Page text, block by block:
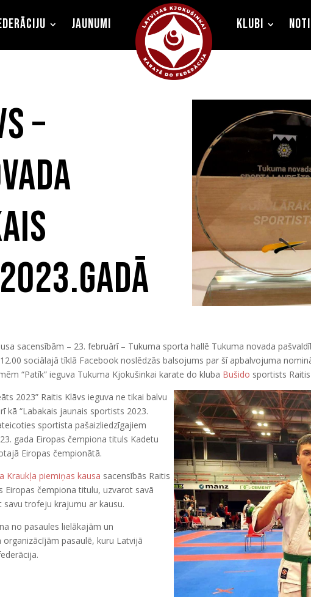
Jaunumi Klubi
–
sacensībām – 23. februārī – Tukuma sporta hallē Tukuma novada
sociālajā tīklā Facebook noslēdzās balsojums par šī apbalvojuma
“Patīk” ieguva Tukuma Kjokušinkai karate do kluba Bušido sportists
2023” Raitis Klāvs ieguva ne tikai balvu
kā “Labakais jaunais sportists 2023.
sportista pašaizliedzīgajiem
gada Eiropas čempiona tituls Kadetu
Eiropas čempionātā.
Kraukļa piemiņas kausa sacensībās Raitis
Eiropas čempiona titulu, uzvarot savā
savu trofeju krajumu ar kausu.
no pasaules lielākajām un
pasaulē, kuru Latvijā